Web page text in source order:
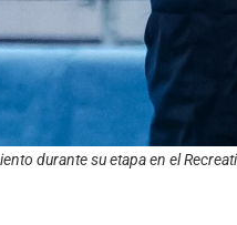
durante su etapa en el